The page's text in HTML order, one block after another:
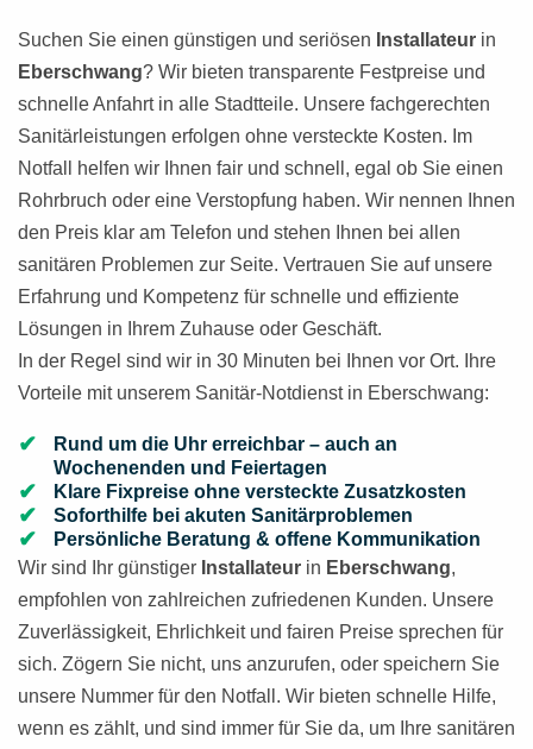
Suchen Sie einen günstigen und seriösen Installateur in
Eberschwang? Wir bieten transparente Festpreise und
schnelle Anfahrt in alle Stadtteile. Unsere fachgerechten
Sanitärleistungen erfolgen ohne versteckte Kosten. Im
Notfall helfen wir Ihnen fair und schnell, egal ob Sie einen
Rohrbruch oder eine Verstopfung haben. Wir nennen Ihnen
den Preis klar am Telefon und stehen Ihnen bei allen
sanitären Problemen zur Seite. Vertrauen Sie auf unsere
Erfahrung und Kompetenz für schnelle und effiziente
Lösungen in Ihrem Zuhause oder Geschäft.
In der Regel sind wir in 30 Minuten bei Ihnen vor Ort. Ihre
Vorteile mit unserem Sanitär-Notdienst in Eberschwang:
Rund um die Uhr erreichbar – auch an
Wochenenden und Feiertagen
Klare Fixpreise ohne versteckte Zusatzkosten
Soforthilfe bei akuten Sanitärproblemen
Persönliche Beratung & offene Kommunikation
Wir sind Ihr günstiger Installateur in Eberschwang,
empfohlen von zahlreichen zufriedenen Kunden. Unsere
Zuverlässigkeit, Ehrlichkeit und fairen Preise sprechen für
sich. Zögern Sie nicht, uns anzurufen, oder speichern Sie
unsere Nummer für den Notfall. Wir bieten schnelle Hilfe,
wenn es zählt, und sind immer für Sie da, um Ihre sanitären